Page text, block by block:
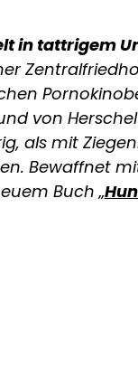
in tattrigem
von
als mit
Bewaffnet
Buch „